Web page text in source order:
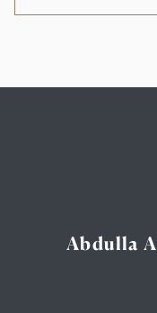
Abdulla